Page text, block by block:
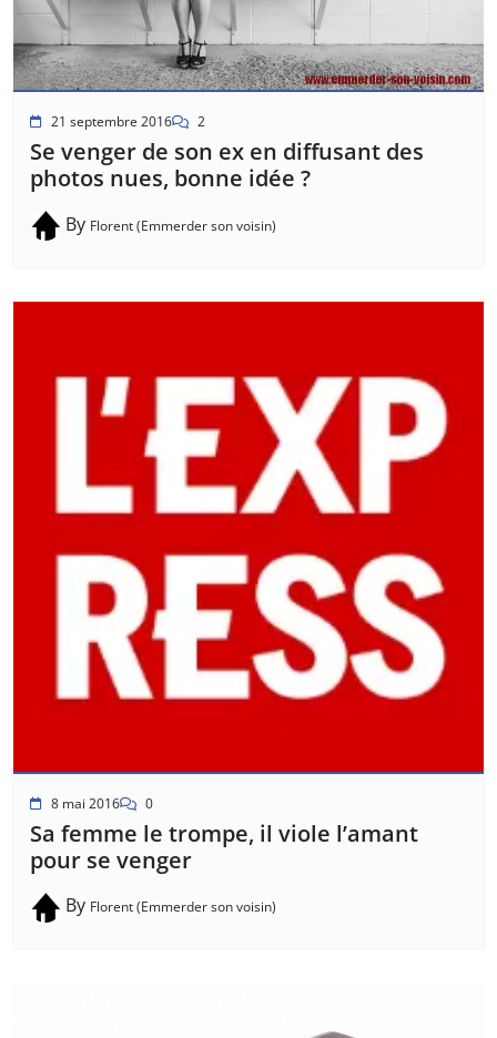
21 septembre 2016 2
Se venger de son ex en diffusant des
photos nues, bonne idée ?
By Florent (Emmerder son voisin)
8 mai 2016 0
Sa femme le trompe, il viole l’amant
pour se venger
By Florent (Emmerder son voisin)